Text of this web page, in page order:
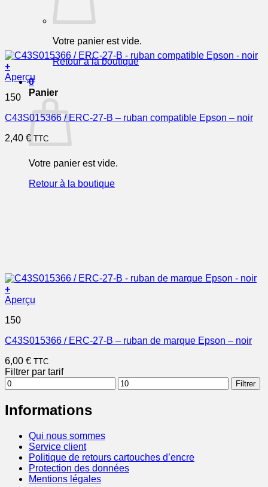
Votre panier est vide.
Retour à la boutique
0
Panier
Votre panier est vide.
Retour à la boutique
+
Aperçu
150
C43S015366 / ERC-27-B – ruban compatible Epson – noir
2,40 € TTC
+
Aperçu
150
C43S015366 / ERC-27-B – ruban de marque Epson – noir
6,00 € TTC
Filtrer par tarif
Prix
min
Prix
max
Filtrer
Informations
Qui nous sommes
Service client
Politique de retours cartouches d’encre
Protection des données
Mentions légales